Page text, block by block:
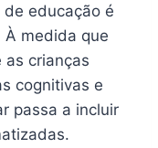
educação é
medida que
as crianças
cognitivas e
passa a incluir